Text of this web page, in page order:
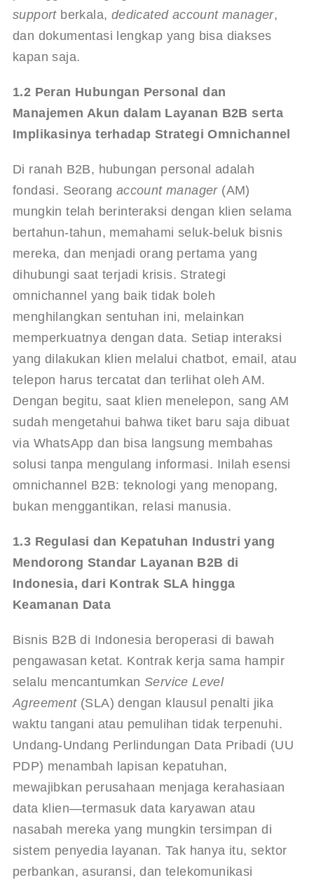
support berkala, dedicated account manager,
dan dokumentasi lengkap yang bisa diakses
kapan saja.
1.2 Peran Hubungan Personal dan
Manajemen Akun dalam Layanan B2B serta
Implikasinya terhadap Strategi Omnichannel
Di ranah B2B, hubungan personal adalah
fondasi. Seorang account manager (AM)
mungkin telah berinteraksi dengan klien selama
bertahun-tahun, memahami seluk-beluk bisnis
mereka, dan menjadi orang pertama yang
dihubungi saat terjadi krisis. Strategi
omnichannel yang baik tidak boleh
menghilangkan sentuhan ini, melainkan
memperkuatnya dengan data. Setiap interaksi
yang dilakukan klien melalui chatbot, email, atau
telepon harus tercatat dan terlihat oleh AM.
Dengan begitu, saat klien menelepon, sang AM
sudah mengetahui bahwa tiket baru saja dibuat
via WhatsApp dan bisa langsung membahas
solusi tanpa mengulang informasi. Inilah esensi
omnichannel B2B: teknologi yang menopang,
bukan menggantikan, relasi manusia.
1.3 Regulasi dan Kepatuhan Industri yang
Mendorong Standar Layanan B2B di
Indonesia, dari Kontrak SLA hingga
Keamanan Data
Bisnis B2B di Indonesia beroperasi di bawah
pengawasan ketat. Kontrak kerja sama hampir
selalu mencantumkan Service Level
Agreement (SLA) dengan klausul penalti jika
waktu tangani atau pemulihan tidak terpenuhi.
Undang-Undang Perlindungan Data Pribadi (UU
PDP) menambah lapisan kepatuhan,
mewajibkan perusahaan menjaga kerahasiaan
data klien—termasuk data karyawan atau
nasabah mereka yang mungkin tersimpan di
sistem penyedia layanan. Tak hanya itu, sektor
perbankan, asuransi, dan telekomunikasi